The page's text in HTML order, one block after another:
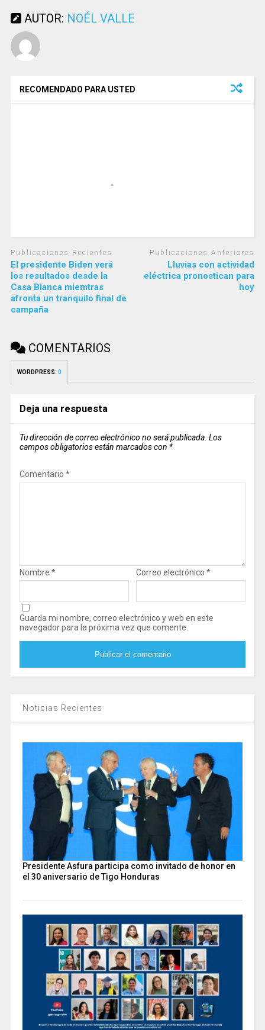
AUTOR: NOÉL VALLE
RECOMENDADO PARA USTED
Publicaciones Recientes
El presidente Biden verá
los resultados desde la
Casa Blanca miemtras
afronta un tranquilo final de
campaña
Publicaciones Anteriores
Lluvias con actividad
eléctrica pronostican para
hoy
COMENTARIOS
WORDPRESS: 0
Deja una respuesta
Tu dirección de correo electrónico no será publicada. Los
campos obligatorios están marcados con *
Comentario *
Nombre * Correo electrónico *
Guarda mi nombre, correo electrónico y web en este
navegador para la próxima vez que comente.
Noticias Recientes
Presidente Asfura participa como invitado de honor en
el 30 aniversario de Tigo Honduras